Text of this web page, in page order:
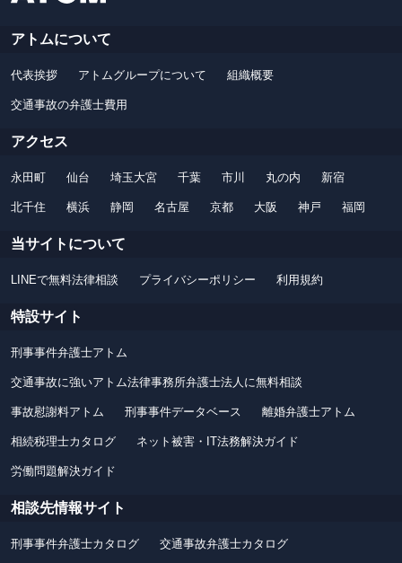
アトムについて
代表挨拶 アトムグループについて 組織概要
交通事故の弁護士費用
アクセス
永田町 仙台 埼玉大宮 千葉 市川 丸の内 新宿
北千住 横浜 静岡 名古屋 京都 大阪 神戸 福岡
当サイトについて
LINEで無料法律相談 プライバシーポリシー 利用規約
特設サイト
刑事事件弁護士アトム
交通事故に強いアトム法律事務所弁護士法人に無料相談
事故慰謝料アトム 刑事事件データベース 離婚弁護士アトム
相続税理士カタログ ネット被害・IT法務解決ガイド
労働問題解決ガイド
相談先情報サイト
刑事事件弁護士カタログ 交通事故弁護士カタログ